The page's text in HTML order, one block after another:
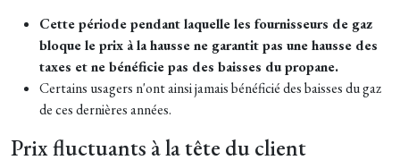
Cette période pendant laquelle les fournisseurs de gaz
bloque le prix à la hausse ne garantit pas une hausse des
taxes et ne bénéficie pas des baisses du propane.
Certains usagers n'ont ainsi jamais bénéficié des baisses du gaz
de ces dernières années.
Prix fluctuants à la tête du client